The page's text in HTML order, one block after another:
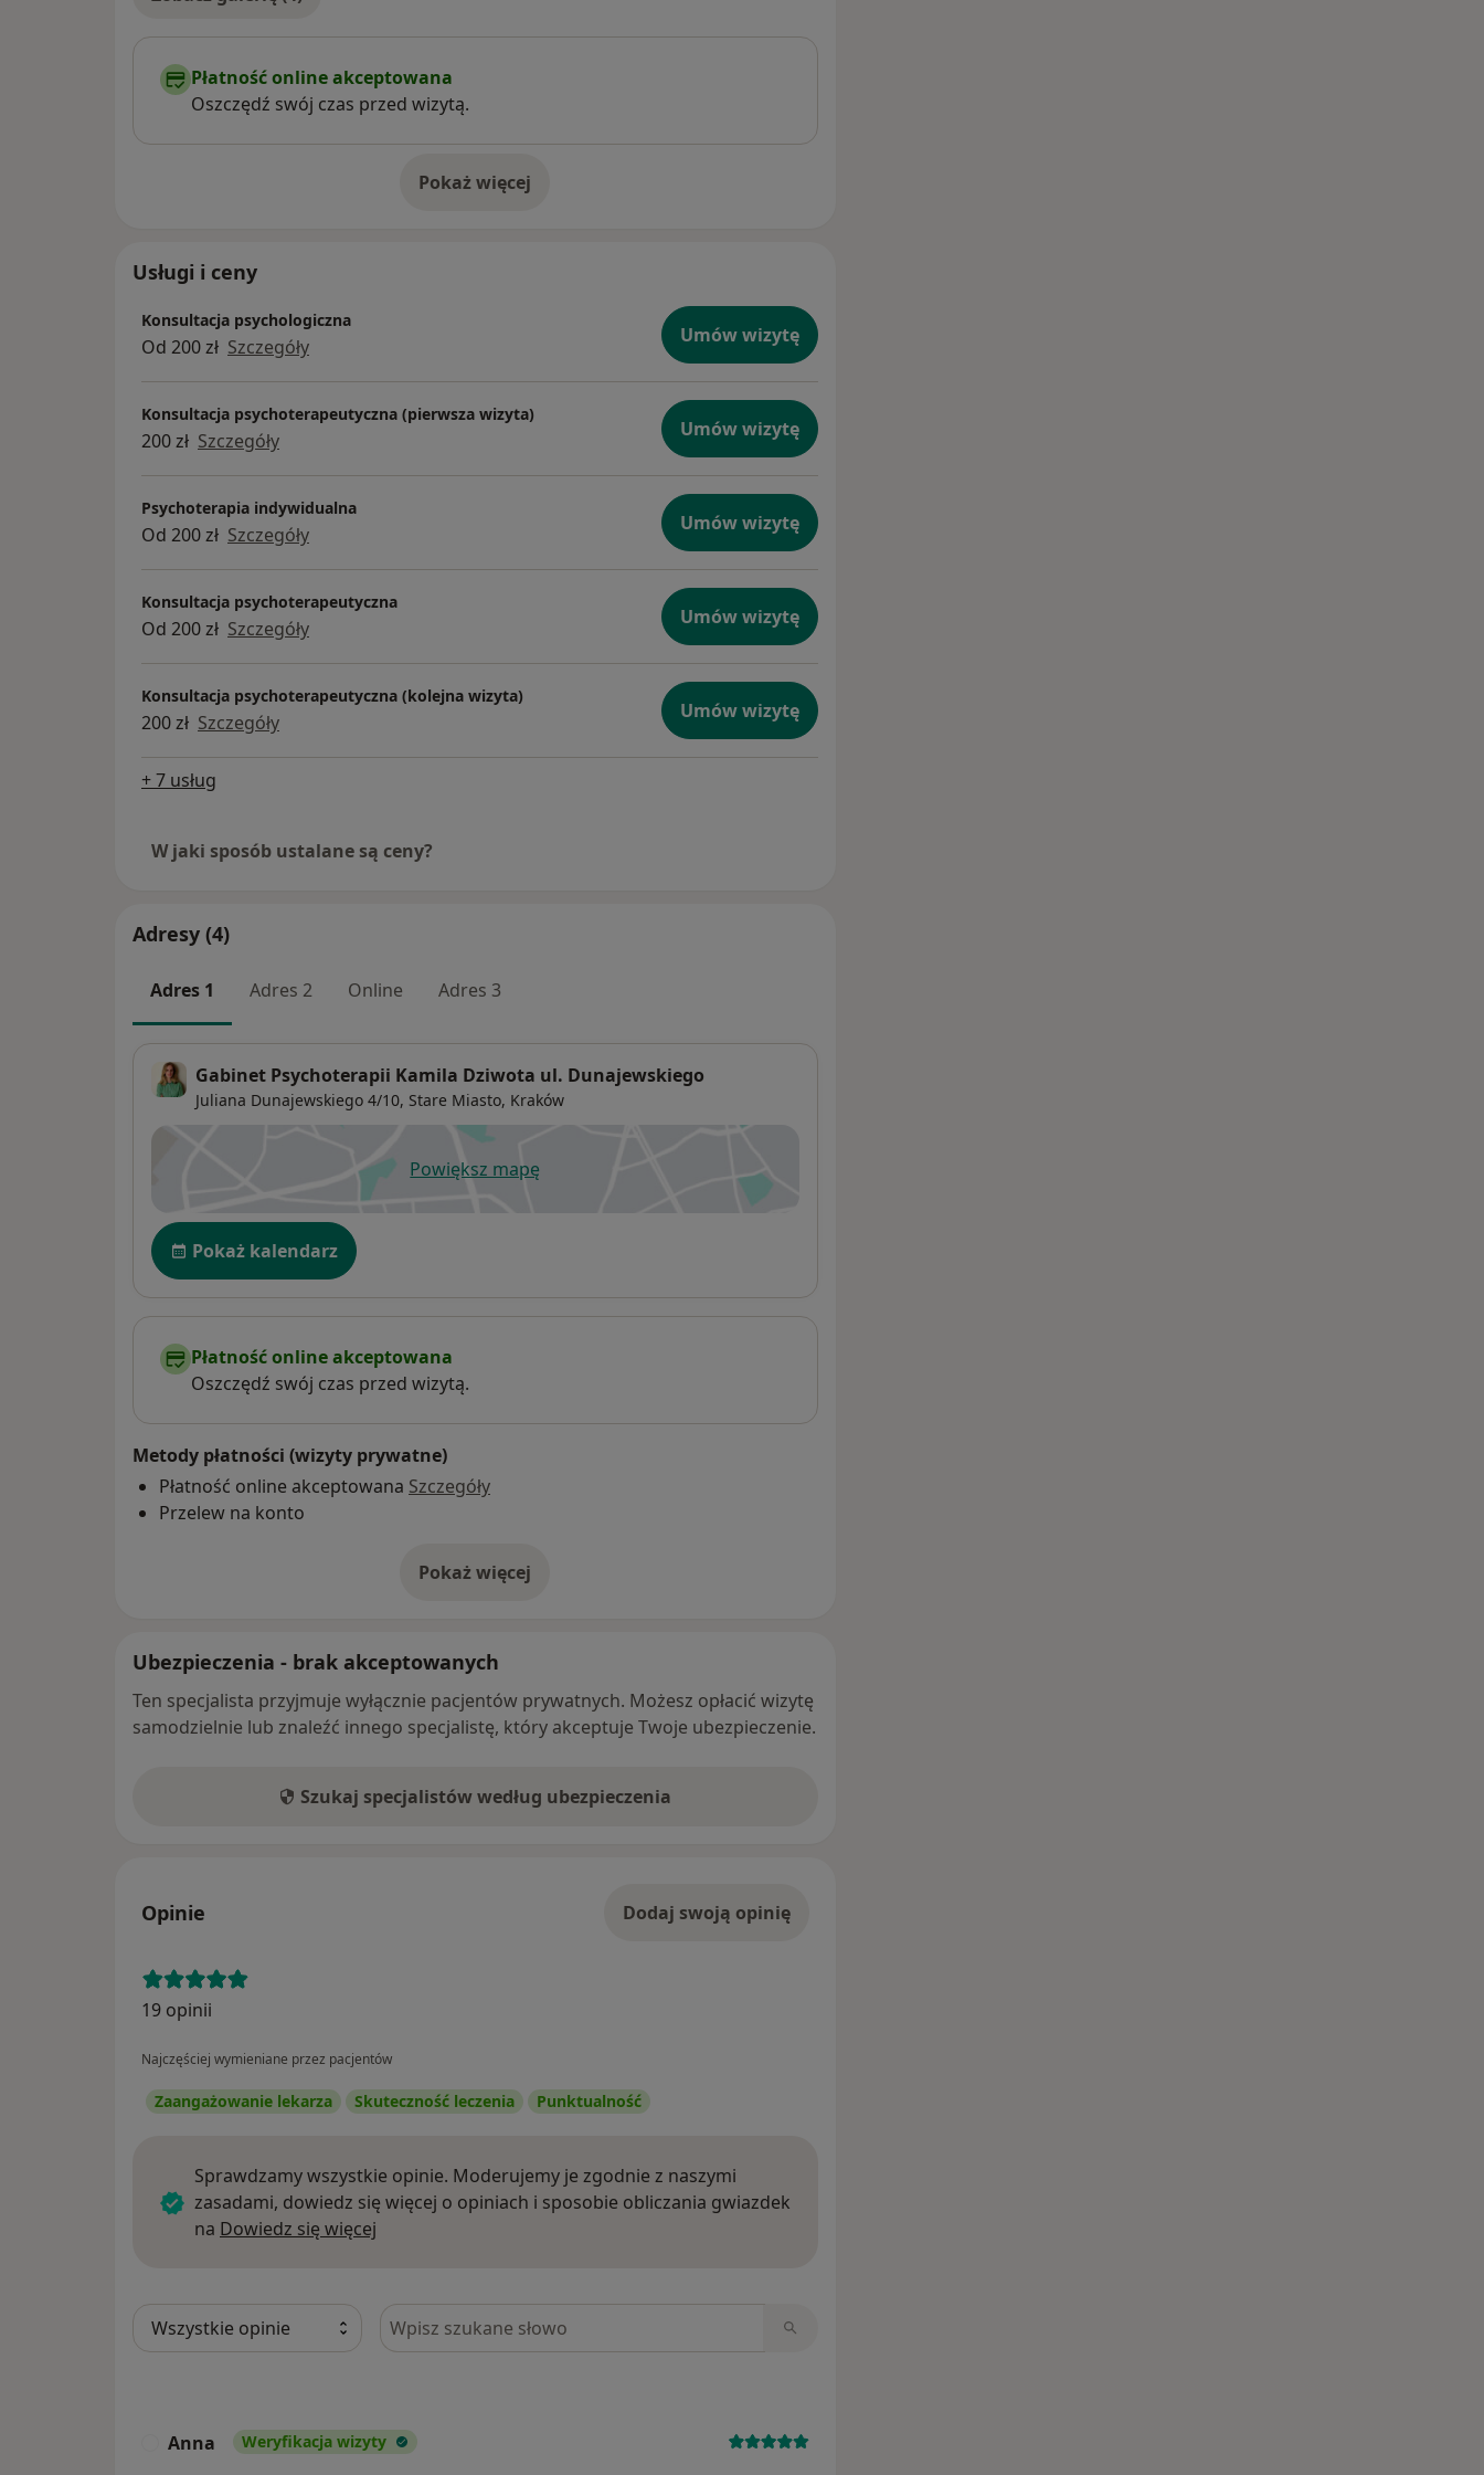
wyeliminowaniem objawów chorobowych.
Serdecznie zapraszam Państwa do wspólnej pracy.
Kamila Dziwota
Płatność online akceptowana
Oszczędź swój czas przed wizytą.
Pokaż więcejo doświadczeniu
Usługi i ceny
Konsultacja psychologiczna
Od 200 zł Szczegóły Umów wizytę
Konsultacja psychoterapeutyczna (pierwsza wizyta)
200 zł Szczegóły Umów wizytę
Psychoterapia indywidualna
Od 200 zł Szczegóły Umów wizytę
Konsultacja psychoterapeutyczna
Od 200 zł Szczegóły Umów wizytę
Konsultacja psychoterapeutyczna (kolejna wizyta)
200 zł Szczegóły Umów wizytę
+ 7 usług
W jaki sposób ustalane są ceny?
Adresy (4)
Adres 1 Adres 2 Online Adres 3
Gabinet Psychoterapii Kamila Dziwota ul. Dunajewskiego
Juliana Dunajewskiego 4/10, Stare Miasto, Kraków
Powiększ mapęotwiera się w nowej karcie
Dostępność
Pokaż kalendarz
Płatność online akceptowana
Oszczędź swój czas przed wizytą.
Metody płatności (wizyty prywatne)
Płatność online akceptowana Szczegóły
Przelew na konto
Pokaż więcej
o adresie
Ubezpieczenia - brak akceptowanych
Ten specjalista przyjmuje wyłącznie pacjentów prywatnych. Możesz opłacić wizytę
samodzielnie lub znaleźć innego specjalistę, który akceptuje Twoje ubezpieczenie.
Szukaj specjalistów według ubezpieczenia
Opinie Dodaj swoją opinię
19 opinii
Najczęściej wymieniane przez pacjentów
Zaangażowanie lekarza Skuteczność leczenia Punktualność
Sprawdzamy wszystkie opinie. Moderujemy je zgodnie z naszymi
zasadami, dowiedz się więcej o opiniach i sposobie obliczania gwiazdek
na Dowiedz się więcej
Szukaj w opiniach
Anna Weryfikacja wizyty